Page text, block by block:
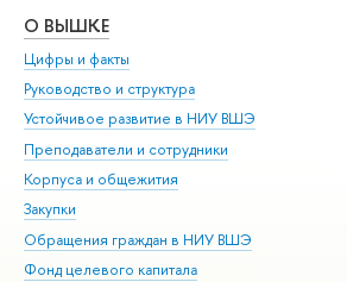
О ВЫШКЕ
Цифры и факты
Руководство и структура
Устойчивое развитие в НИУ ВШЭ
Преподаватели и сотрудники
Корпуса и общежития
Закупки
Обращения граждан в НИУ ВШЭ
Фонд целевого капитала